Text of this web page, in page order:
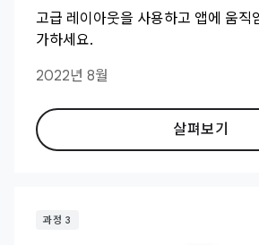
고급 레이아웃을 사용하고 앱에 움직
가하세요.
2022년 8월
살펴보기
과정 3